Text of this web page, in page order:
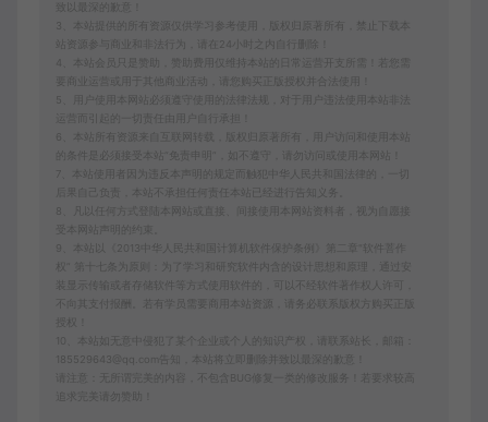
致以最深的歉意！
3、本站提供的所有资源仅供学习参考使用，版权归原著所有，禁止下载本
站资源参与商业和非法行为，请在24小时之内自行删除！
4、本站会员只是赞助，赞助费用仅维持本站的日常运营开支所需！若您需
要商业运营或用于其他商业活动，请您购买正版授权并合法使用！
5、用户使用本网站必须遵守使用的法律法规，对于用户违法使用本站非法
6、本站所有资源来自互联网转载，版权归原著所有，用户访问和使用本站
的条件是必须接受本站“免责申明”，如不遵守，请勿访问或使用本网站！
7、本站使用者因为违反本声明的规定而触犯中华人民共和国法律的，一切
后果自己负责，本站不承担任何责任本站已经进行告知义务。
8、凡以任何方式登陆本网站或直接、间接使用本网站资料者，视为自愿接
受本网站声明的约束。
9、本站以《2013中华人民共和国计算机软件保护条例》第二章"软件菩作
权” 第十七条为原则：为了学习和研究软件内含的设计思想和原理，通过安
装显示传输或者存储软件等方式使用软件的，可以不经软件著作权人许可，
不向其支付报酬。若有学员需要商用本站资源，请务必联系版权方购买正版
10、本站如无意中侵犯了某个企业或个人的知识产权，请联系站长，邮箱：
185529643@qq.com告知，本站将立即删除并致以最深的歉意！
请注意：无所谓完美的内容，不包含BUG修复一类的修改服务！若要求较高
追求完美请勿赞助！